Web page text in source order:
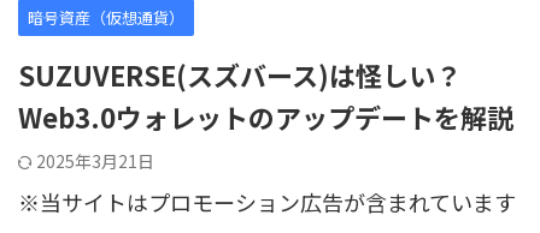
暗号資産（仮想通貨）
SUZUVERSE(スズバース)は怪しい？
Web3.0ウォレットのアップデートを解説
2025年3月21日
※当サイトはプロモーション広告が含まれています